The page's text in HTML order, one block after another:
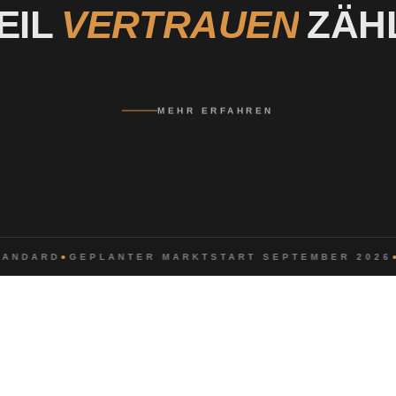
VERTRAUEN
MEHR ERFAHREN
●GEPLANTER MARKTSTART SEPTEMBER 2026●